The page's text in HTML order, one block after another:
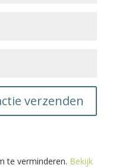
te verminderen. Bekijk